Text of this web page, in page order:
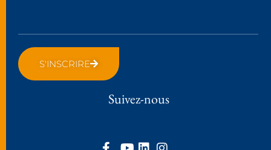
S'INSCRIRE
Suivez-nous